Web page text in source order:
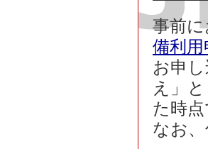
事前
備利用
お申
え」
た時
なお